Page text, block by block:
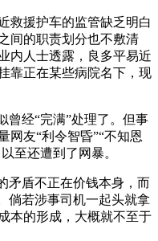
援护车的监管缺乏明白
间的职责划分也不敷清
内人士透露，良多平易近
靠正在某些病院名下，现
经“完满”处理了。但事
网友“利令智昏”“不知恩
至还遭到了网暴。
盾不正在价钱本身，而
倘若涉事司机一起头就拿
本的形成，大概就不至于